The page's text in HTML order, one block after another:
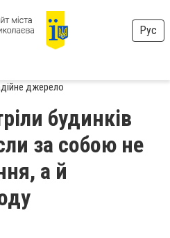
Рус
джерело
будинків
за собою не
а й